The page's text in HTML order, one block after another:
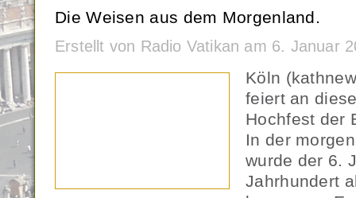
Die Weisen aus dem Morgenland.
Erstellt von Radio Vatikan am 6. Januar
Köln
feiert an
Hochfest der
In der
wurde der 6.
Jahrhundert